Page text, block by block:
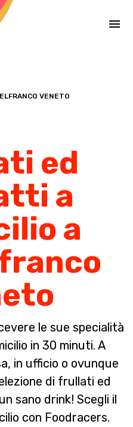
VENETO
ed
a
a
le sue specialità
in 30 minuti. A
in ufficio o ovunque
di frullati ed
sano drink! Scegli il
con Foodracers.